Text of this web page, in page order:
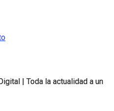
| Toda la actualidad a un
| Toda la actualidad a un